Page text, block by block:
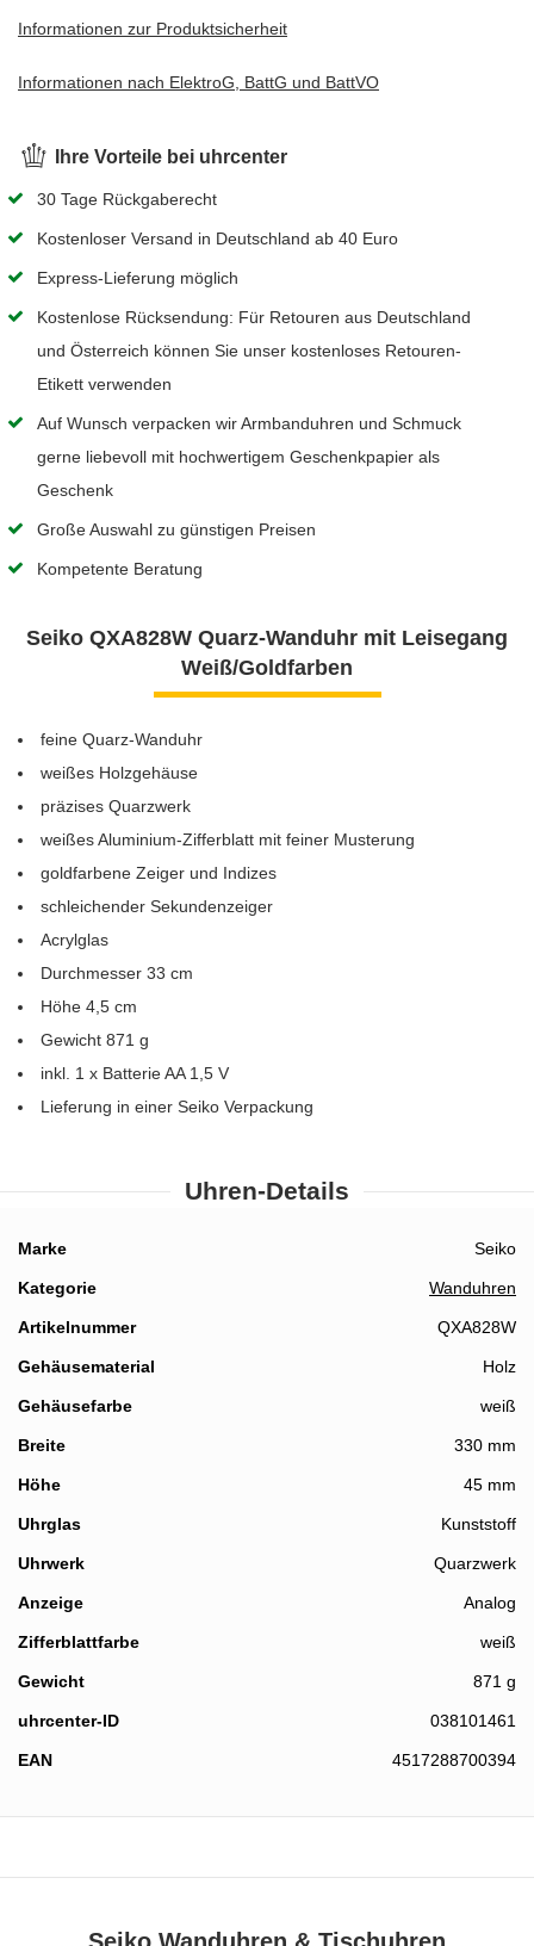
Informationen zur Produktsicherheit
Informationen nach ElektroG, BattG und BattVO
Ihre Vorteile bei uhrcenter
30 Tage Rückgaberecht
Kostenloser Versand in Deutschland ab 40 Euro
Express-Lieferung möglich
Kostenlose Rücksendung: Für Retouren aus Deutschland
und Österreich können Sie unser kostenloses Retouren-
Etikett verwenden
Auf Wunsch verpacken wir Armbanduhren und Schmuck
gerne liebevoll mit hochwertigem Geschenkpapier als
Geschenk
Große Auswahl zu günstigen Preisen
Kompetente Beratung
Seiko QXA828W Quarz-Wanduhr mit Leisegang
Weiß/Goldfarben
feine Quarz-Wanduhr
weißes Holzgehäuse
präzises Quarzwerk
weißes Aluminium-Zifferblatt mit feiner Musterung
goldfarbene Zeiger und Indizes
schleichender Sekundenzeiger
Acrylglas
Durchmesser 33 cm
Höhe 4,5 cm
Gewicht 871 g
inkl. 1 x Batterie AA 1,5 V
Lieferung in einer Seiko Verpackung
Uhren-Details
Details
Marke Seiko
Kategorie Wanduhren
Artikelnummer QXA828W
Gehäusematerial Holz
Gehäusefarbe weiß
Breite 330 mm
Höhe 45 mm
Details
Uhrglas Kunststoff
Uhrwerk Quarzwerk
Anzeige Analog
Zifferblattfarbe weiß
Gewicht 871 g
uhrcenter-ID 038101461
EAN 4517288700394